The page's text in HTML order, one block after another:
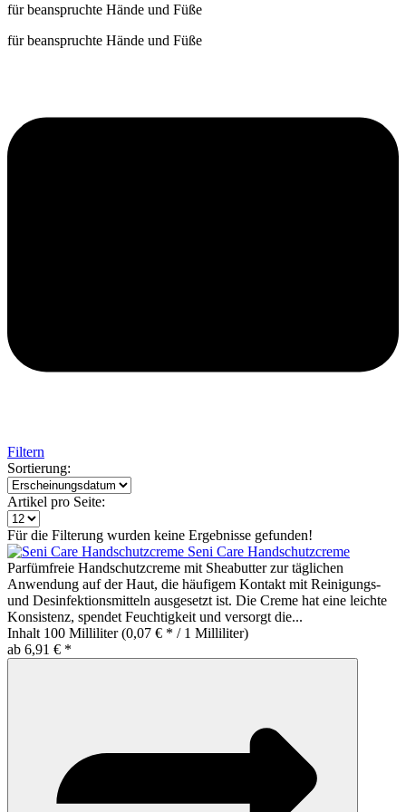
für beanspruchte Hände und Füße
für beanspruchte Hände und Füße
Filtern
Sortierung:
Artikel pro Seite:
Für die Filterung wurden keine Ergebnisse gefunden!
Seni Care Handschutzcreme
Parfümfreie Handschutzcreme mit Sheabutter zur täglichen
Anwendung auf der Haut, die häufigem Kontakt mit Reinigungs-
und Desinfektionsmitteln ausgesetzt ist. Die Creme hat eine leichte
Konsistenz, spendet Feuchtigkeit und versorgt die...
Inhalt 100 Milliliter(0,07 € * / 1 Milliliter)
ab 6,91 € *